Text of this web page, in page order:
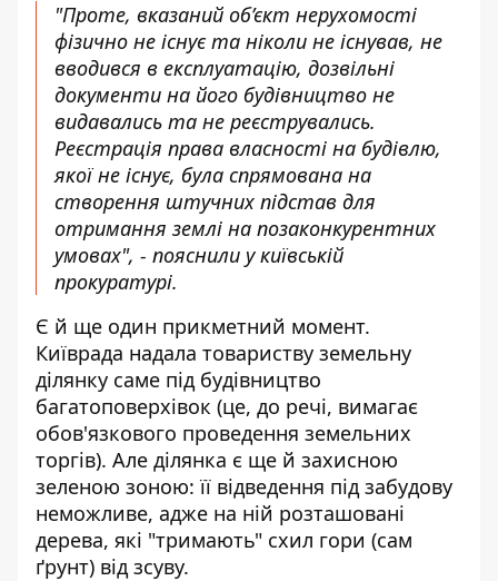
"Проте, вказаний об’єкт нерухомості
фізично не існує та ніколи не існував, не
вводився в експлуатацію, дозвільні
документи на його будівництво не
видавались та не реєструвались.
Реєстрація права власності на будівлю,
якої не існує, була спрямована на
створення штучних підстав для
отримання землі на позаконкурентних
умовах", - пояснили у київській
прокуратурі.
Є й ще один прикметний момент.
Київрада надала товариству земельну
ділянку саме під будівництво
багатоповерхівок (це, до речі, вимагає
обов'язкового проведення земельних
торгів). Але ділянка є ще й захисною
зеленою зоною: її відведення під забудову
неможливе, адже на ній розташовані
дерева, які "тримають" схил гори (сам
ґрунт) від зсуву.